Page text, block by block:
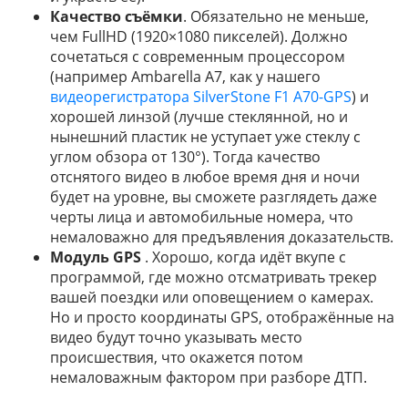
Качество съёмки. Обязательно не меньше,
чем FullHD (1920×1080 пикселей). Должно
сочетаться с современным процессором
(например Ambarella A7, как у нашего
видеорегистратора SilverStone F1 A70-GPS) и
хорошей линзой (лучше стеклянной, но и
нынешний пластик не уступает уже стеклу с
углом обзора от 130°). Тогда качество
отснятого видео в любое время дня и ночи
будет на уровне, вы сможете разглядеть даже
черты лица и автомобильные номера, что
немаловажно для предъявления доказательств.
Модуль GPS . Хорошо, когда идёт вкупе с
программой, где можно отсматривать трекер
вашей поездки или оповещением о камерах.
Но и просто координаты GPS, отображённые на
видео будут точно указывать место
происшествия, что окажется потом
немаловажным фактором при разборе ДТП.